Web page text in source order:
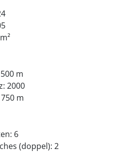
m
2000
m
6
(doppel): 2